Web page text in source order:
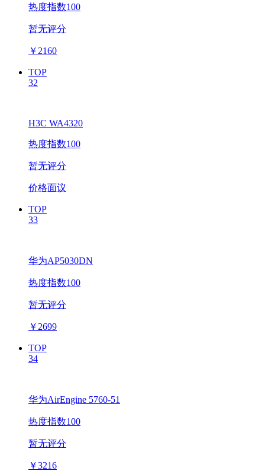
热度指数100
暂无评分
￥ 2160
TOP
32
H3C WA4320
热度指数100
暂无评分
价格面议
TOP
33
华为AP5030DN
热度指数100
暂无评分
￥ 2699
TOP
34
华为AirEngine 5760-51
热度指数100
暂无评分
￥3216